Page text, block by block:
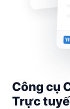
W
Công cụ
Trực